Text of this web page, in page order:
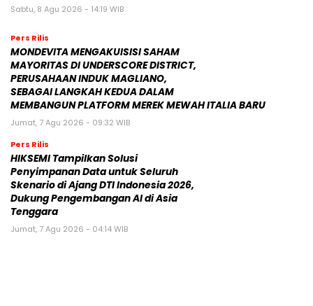
Sabtu, 8 Agu 2026 - 14:19 WIB
Pers Rilis
MONDEVITA MENGAKUISISI SAHAM
MAYORITAS DI UNDERSCORE DISTRICT,
PERUSAHAAN INDUK MAGLIANO,
SEBAGAI LANGKAH KEDUA DALAM
MEMBANGUN PLATFORM MEREK MEWAH ITALIA BARU
Jumat, 7 Agu 2026 - 09:32 WIB
Pers Rilis
HIKSEMI Tampilkan Solusi
Penyimpanan Data untuk Seluruh
Skenario di Ajang DTI Indonesia 2026,
Dukung Pengembangan AI di Asia
Tenggara
Jumat, 7 Agu 2026 - 04:14 WIB